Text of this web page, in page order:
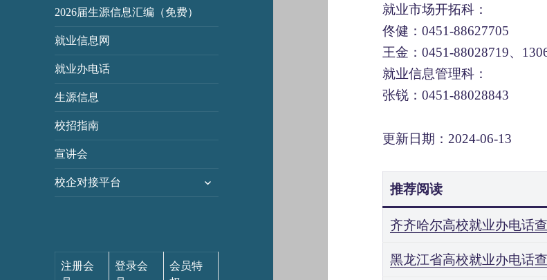
2026届生源信息汇编（免费）
就业信息网
就业办电话
生源信息
校招指南
宣讲会
校企对接平台
注册会
登录会
会员特
就业市场开拓科：
佟健：0451-88627705
王金：0451-88028719、
就业信息管理科：
张锐：0451-88028843
更新日期：2024-06-13
推荐阅读
齐齐哈尔高校就业办电话
黑龙江省高校就业办电话